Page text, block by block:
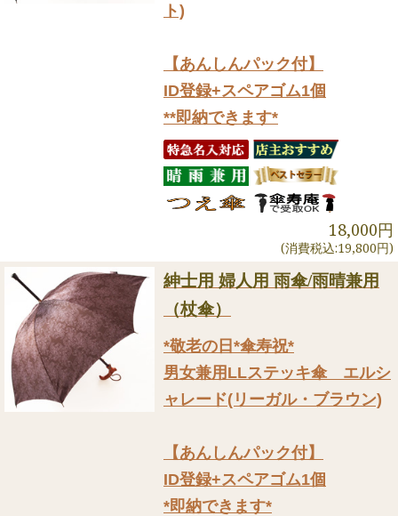
ト)
【あんしんパック付】
ID登録+スペアゴム1個
**即納できます*
18,000円
(消費税込:19,800円)
紳士用 婦人用 雨傘/雨晴兼用
（杖傘）
*敬老の日*傘寿祝*
男女兼用LLステッキ傘 エルシ
ャレード(リーガル・ブラウン)
【あんしんパック付】
ID登録+スペアゴム1個
*即納できます*